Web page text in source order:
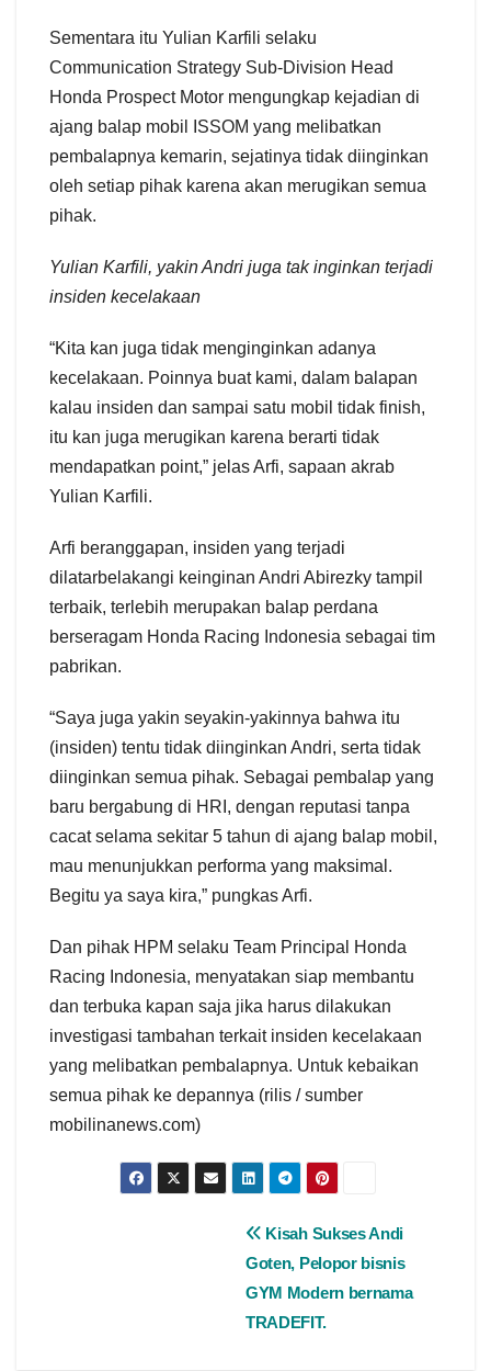
Sementara itu Yulian Karfili selaku
Communication Strategy Sub-Division Head
Honda Prospect Motor mengungkap kejadian di
ajang balap mobil ISSOM yang melibatkan
pembalapnya kemarin, sejatinya tidak diinginkan
oleh setiap pihak karena akan merugikan semua
pihak.
Yulian Karfili, yakin Andri juga tak inginkan terjadi
insiden kecelakaan
“Kita kan juga tidak menginginkan adanya
kecelakaan. Poinnya buat kami, dalam balapan
kalau insiden dan sampai satu mobil tidak finish,
itu kan juga merugikan karena berarti tidak
mendapatkan point,” jelas Arfi, sapaan akrab
Yulian Karfili.
Arfi beranggapan, insiden yang terjadi
dilatarbelakangi keinginan Andri Abirezky tampil
terbaik, terlebih merupakan balap perdana
berseragam Honda Racing Indonesia sebagai tim
pabrikan.
“Saya juga yakin seyakin-yakinnya bahwa itu
(insiden) tentu tidak diinginkan Andri, serta tidak
diinginkan semua pihak. Sebagai pembalap yang
baru bergabung di HRI, dengan reputasi tanpa
cacat selama sekitar 5 tahun di ajang balap mobil,
mau menunjukkan performa yang maksimal.
Begitu ya saya kira,” pungkas Arfi.
Dan pihak HPM selaku Team Principal Honda
Racing Indonesia, menyatakan siap membantu
dan terbuka kapan saja jika harus dilakukan
investigasi tambahan terkait insiden kecelakaan
yang melibatkan pembalapnya. Untuk kebaikan
semua pihak ke depannya (rilis / sumber
mobilinanews.com)
Kisah Sukses Andi
Goten, Pelopor bisnis
GYM Modern bernama
TRADEFIT.